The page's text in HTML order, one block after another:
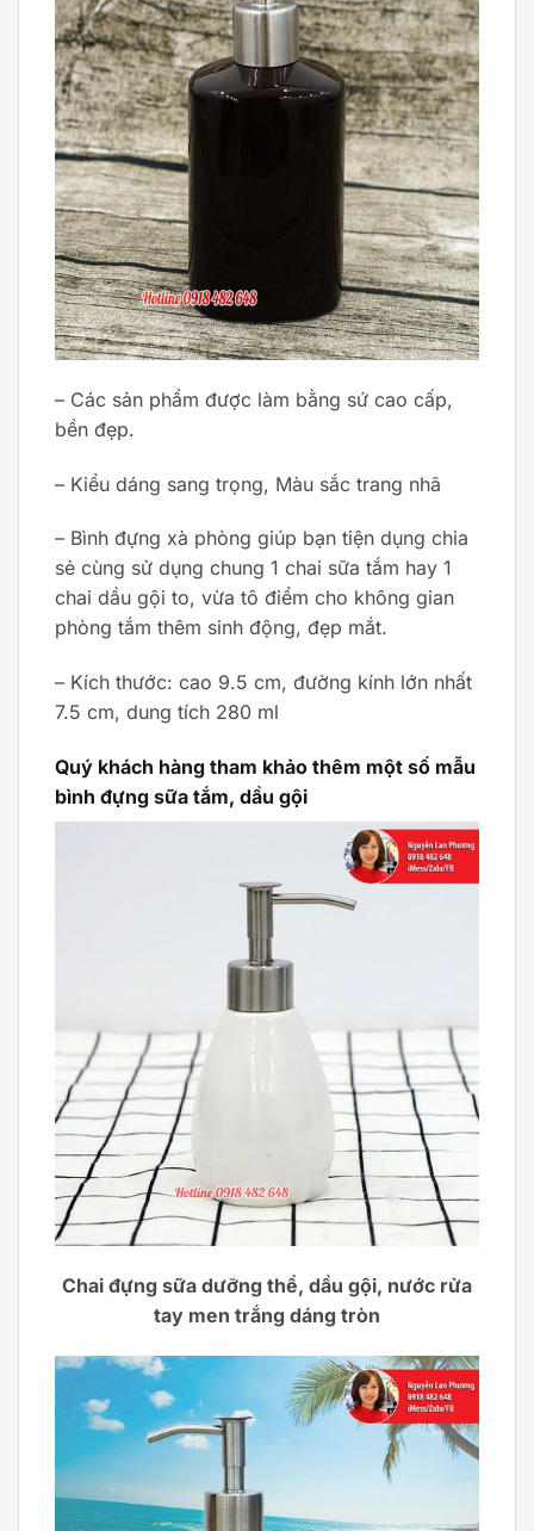
– Các sản phẩm được làm bằng sứ cao cấp,
bền đẹp.
– Kiểu dáng sang trọng, Màu sắc trang nhã
– Bình đựng xà phòng giúp bạn tiện dụng chia
sẻ cùng sử dụng chung 1 chai sữa tắm hay 1
chai dầu gội to, vừa tô điểm cho không gian
phòng tắm thêm sinh động, đẹp mắt.
– Kích thước: cao 9.5 cm, đường kính lớn nhất
7.5 cm, dung tích 280 ml
Quý khách hàng tham khảo thêm một số mẫu
bình đựng sữa tắm, dầu gội
Chai đựng sữa dưỡng thể, dầu gội, nước rửa
tay men trắng dáng tròn